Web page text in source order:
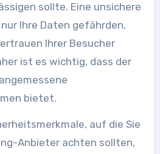
sollte. Eine unsichere
Ihre Daten gefährden,
Ihrer Besucher
ist es wichtig, dass der
bietet.
auf die Sie
Anbieter achten sollten,